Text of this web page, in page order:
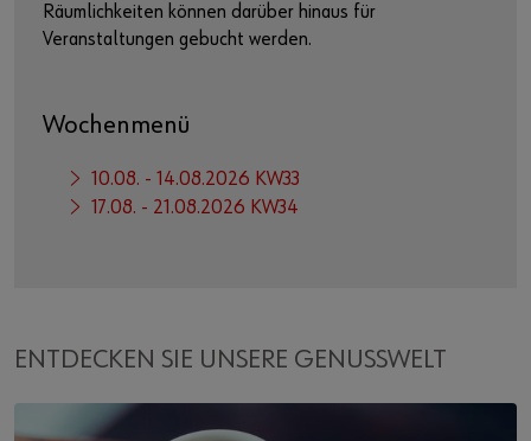
Räumlichkeiten können darüber hinaus für
Veranstaltungen gebucht werden.
Wochenmenü
10.08. - 14.08.2026 KW33
17.08. - 21.08.2026 KW34
ENTDECKEN SIE UNSERE GENUSSWELT